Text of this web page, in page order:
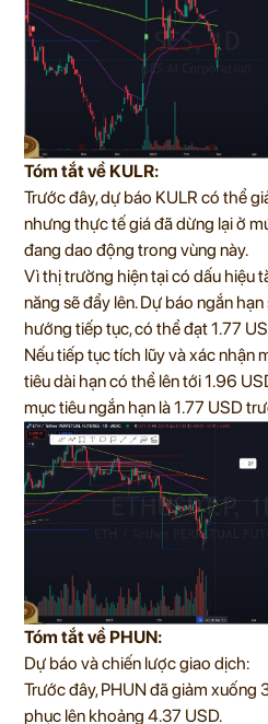
Tóm tắt về KULR:
Trước đây, dự báo KULR có thể
nhưng thực tế giá đã dừng lại ở
đang dao động trong vùng này.
Vì thị trường hiện tại có dấu hiệu
năng sẽ đẩy lên. Dự báo ngắn
hướng tiếp tục, có thể đạt 1.77
Nếu tiếp tục tích lũy và xác nhận
tiêu dài hạn có thể lên tới 1.96
mục tiêu ngắn hạn là 1.77 USD
Tóm tắt về PHUN:
Dự báo và chiến lược giao dịch:
Trước đây, PHUN đã giảm xuống
phục lên khoảng 4.37 USD.